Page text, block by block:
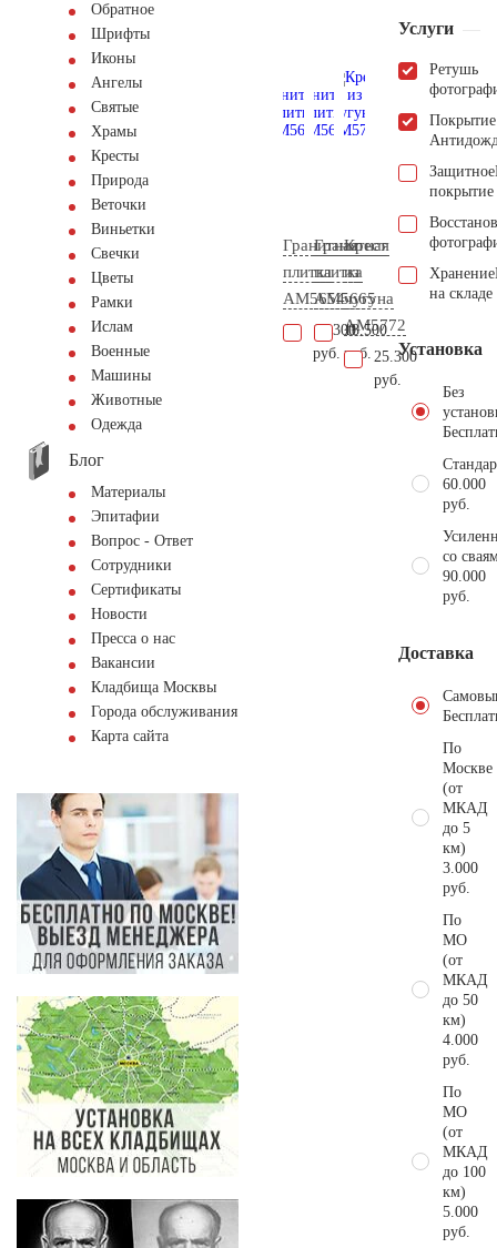
Обратное
Шрифты
Иконы
Ангелы
Святые
Храмы
Кресты
Природа
Веточки
Виньетки
Свечки
Цветы
Рамки
Ислам
Военные
Машины
Животные
Одежда
Блог
Материалы
Эпитафии
Вопрос - Ответ
Сотрудники
Сертификаты
Новости
Пресса о нас
Вакансии
Кладбища Москвы
Города обслуживания
Карта сайта
Гранитная
плитка
AM5654
14.300
руб.
Гранитная
плитка
AM5665
18.500
руб.
Крест
из
чугуна
AM5772
25.300
руб.
Услуги
Ретушь
Покрытие
Защитное
покрытие
Хранение
на складе
Установка
Без
60.000
руб.
со
90.000
руб.
Доставка
По
Москве
(от
МКАД
до 5
км)
3.000
руб.
По
МО
(от
МКАД
до 50
км)
4.000
руб.
По
МО
(от
МКАД
до 100
км)
5.000
руб.